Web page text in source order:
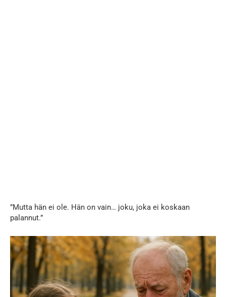
”Mutta hän ei ole. Hän on vain… joku, joka ei koskaan
palannut.”